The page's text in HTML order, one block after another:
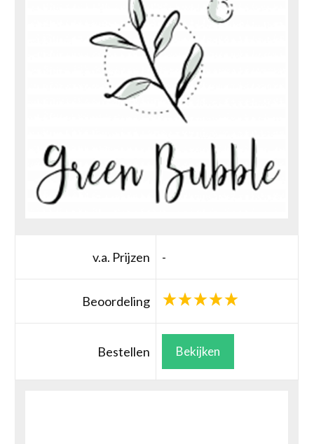
v.a. Prijzen -
Beoordeling
Bestellen Bekijken